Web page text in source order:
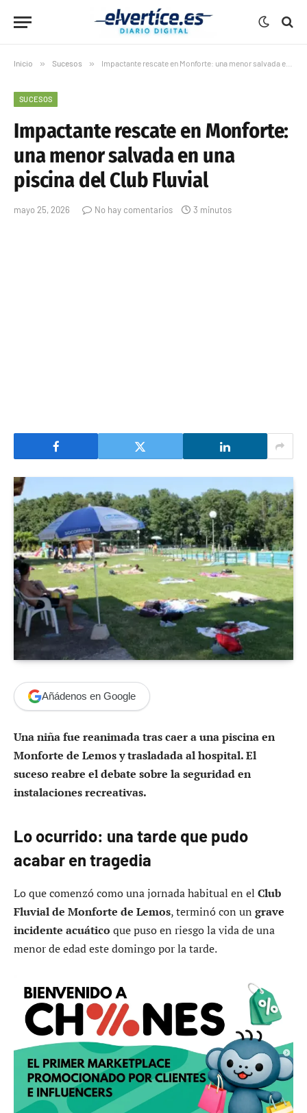
Inicio » Sucesos » Impactante rescate en Monforte: una menor salvada en una piscina del Club Fluvial
SUCESOS
Impactante rescate en Monforte:
una menor salvada en una
piscina del Club Fluvial
mayo 25, 2026 No hay comentarios 3 minutos
Añádenos en Google
Una niña fue reanimada tras caer a una piscina en
Monforte de Lemos y trasladada al hospital. El
suceso reabre el debate sobre la seguridad en
instalaciones recreativas.
Lo ocurrido: una tarde que pudo
acabar en tragedia
Lo que comenzó como una jornada habitual en el Club
Fluvial de Monforte de Lemos, terminó con un grave
incidente acuático que puso en riesgo la vida de una
menor de edad este domingo por la tarde.